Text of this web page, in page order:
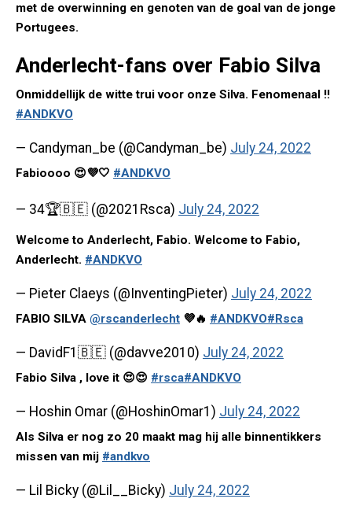
met de overwinning en genoten van de goal van de jonge
Portugees.
Anderlecht-fans over Fabio Silva
Onmiddellijk de witte trui voor onze Silva. Fenomenaal !!
#ANDKVO
— Candyman_be (@Candyman_be) July 24, 2022
Fabioooo 😍💜🤍 #ANDKVO
— 34🏆🇧🇪 (@2021Rsca) July 24, 2022
Welcome to Anderlecht, Fabio. Welcome to Fabio,
Anderlecht. #ANDKVO
— Pieter Claeys (@InventingPieter) July 24, 2022
FABIO SILVA @rscanderlecht 💜🔥 #ANDKVO#Rsca
— DavidF1🇧🇪 (@davve2010) July 24, 2022
Fabio Silva , love it 😍😍 #rsca#ANDKVO
— Hoshin Omar (@HoshinOmar1) July 24, 2022
Als Silva er nog zo 20 maakt mag hij alle binnentikkers
missen van mij #andkvo
— Lil Bicky (@Lil__Bicky) July 24, 2022